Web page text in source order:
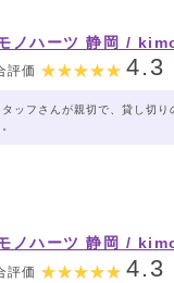
ノハーツ 静岡 /
評価 4.3
タッフさんが親切で、貸し切り
ノハーツ 静岡 /
評価 4.3